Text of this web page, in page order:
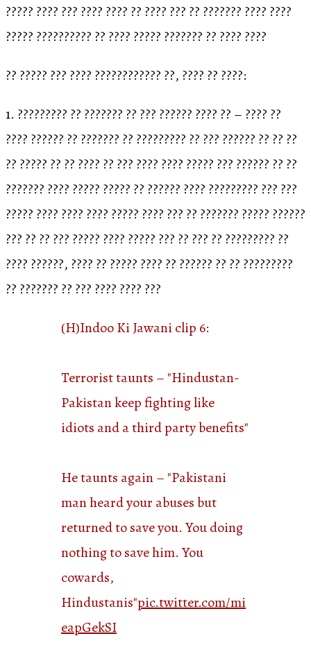
????? ???? ??? ???? ???? ?? ???? ??? ?? ??????? ???? ????
????? ?????????? ?? ???? ????? ??????? ?? ???? ????
?? ????? ??? ???? ???????????? ??, ???? ?? ????:
1. ????????? ?? ??????? ?? ??? ?????? ???? ?? – ???? ??
???? ?????? ?? ??????? ?? ????????? ?? ??? ?????? ?? ?? ??
?? ????? ?? ?? ???? ?? ??? ???? ???? ????? ??? ?????? ?? ??
??????? ???? ????? ????? ?? ?????? ???? ????????? ??? ???
????? ???? ???? ???? ????? ???? ??? ?? ??????? ????? ??????
??? ?? ?? ??? ????? ???? ????? ??? ?? ??? ?? ????????? ??
???? ??????, ???? ?? ????? ???? ?? ?????? ?? ?? ?????????
?? ??????? ?? ??? ???? ???? ???
(H)Indoo Ki Jawani clip 6:
Terrorist taunts – "Hindustan-
Pakistan keep fighting like
idiots and a third party benefits"
He taunts again – "Pakistani
man heard your abuses but
returned to save you. You doing
nothing to save him. You
cowards,
Hindustanis"pic.twitter.com/mi
eapGekSI